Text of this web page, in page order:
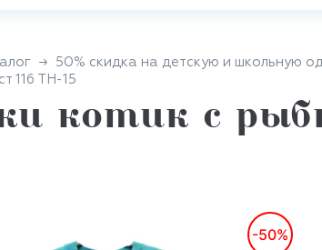
50% скидка на детскую и школьную
116 ТН-15
котик с
-50%